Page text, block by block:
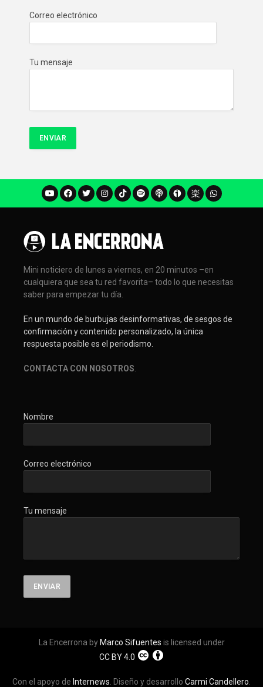
Correo electrónico
Tu mensaje
Mini noticiero de lunes a viernes, en 20 minutos –en
cualquiera que sea tu red favorita– todo lo que necesitas
saber para empezar tu día.
En un mundo de burbujas desinformativas, de sesgos de
confirmación y contenido personalizado, la única
respuesta posible es el periodismo.
CONTACTA CON NOSOTROS
Nombre
Correo electrónico
Tu mensaje
La Encerrona by Marco Sifuentes is licensed under
CC BY 4.0
Con el apoyo de Internews . Diseño y desarrollo Carmi Candellero